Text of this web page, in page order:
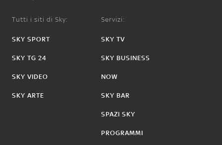
Tutti i siti di Sky:
SKY SPORT
SKY TG 24
SKY VIDEO
SKY ARTE
Servizi:
SKY TV
SKY BUSINESS
NOW
SKY BAR
SPAZI SKY
PROGRAMMI